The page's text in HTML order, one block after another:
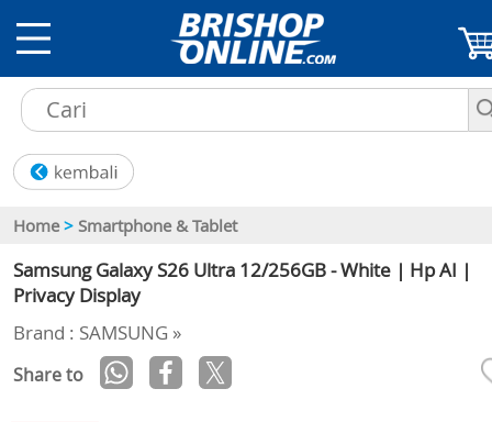
Home > Smartphone & Tablet
Samsung Galaxy S26 Ultra 12/256GB - White | Hp AI |
Privacy Display
Brand : SAMSUNG »
Share to